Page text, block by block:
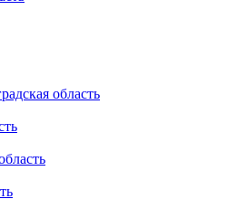
область